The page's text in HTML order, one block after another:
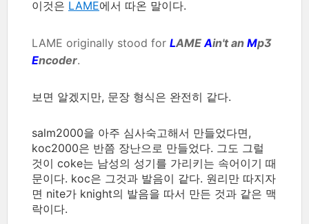
이것은 LAME에서 따온 말이다.
LAME originally stood for LAME Ain't an Mp3
Encoder.
보면 알겠지만, 문장 형식은 완전히 같다.
salm2000을 아주 심사숙고해서 만들었다면,
koc2000은 반쯤 장난으로 만들었다. 그도 그럴
것이 coke는 남성의 성기를 가리키는 속어이기 때
문이다. koc은 그것과 발음이 같다. 원리만 따지자
면 nite가 knight의 발음을 따서 만든 것과 같은 맥
락이다.